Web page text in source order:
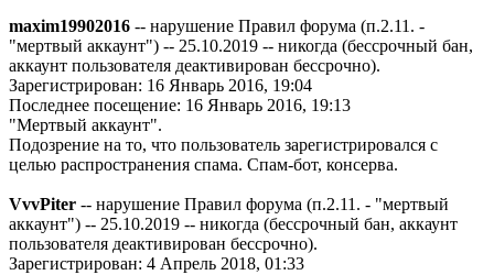
maxim19902016 -- нарушение Правил форума (п.2.11. -
"мертвый аккаунт") -- 25.10.2019 -- никогда (бессрочный бан,
аккаунт пользователя деактивирован бессрочно).
Зарегистрирован: 16 Январь 2016, 19:04
Последнее посещение: 16 Январь 2016, 19:13
"Мертвый аккаунт".
Подозрение на то, что пользователь зарегистрировался с
целью распространения спама. Спам-бот, консерва.
VvvPiter -- нарушение Правил форума (п.2.11. - "мертвый
аккаунт") -- 25.10.2019 -- никогда (бессрочный бан, аккаунт
пользователя деактивирован бессрочно).
Зарегистрирован: 4 Апрель 2018, 01:33